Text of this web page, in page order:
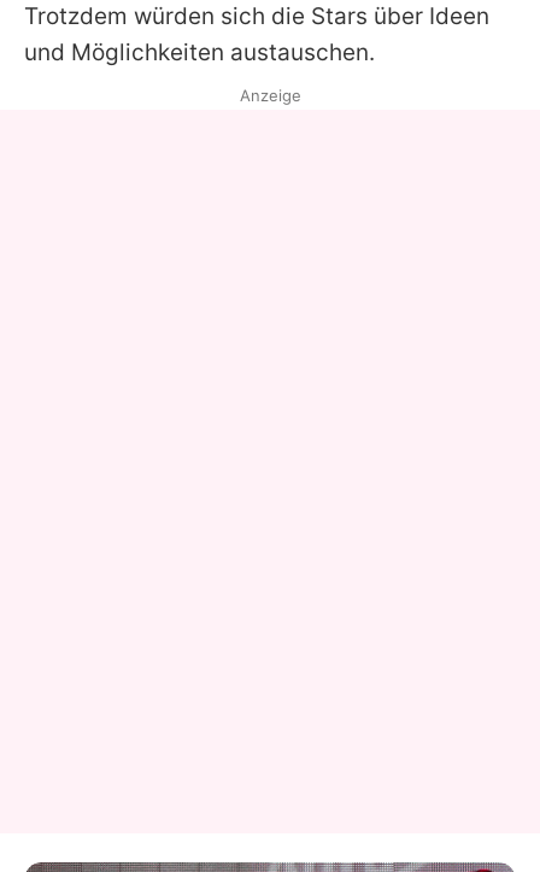
Trotzdem würden sich die Stars über Ideen
und Möglichkeiten austauschen.
Anzeige